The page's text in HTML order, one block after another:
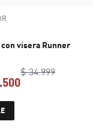
visera Runner
$ 34.999original